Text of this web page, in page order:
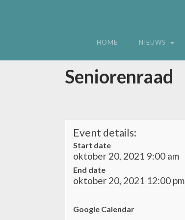
HOME NIEUWS
Seniorenraad
Event details:
Start date
oktober 20, 2021 9:00 am
End date
oktober 20, 2021 12:00 pm
Google Calendar